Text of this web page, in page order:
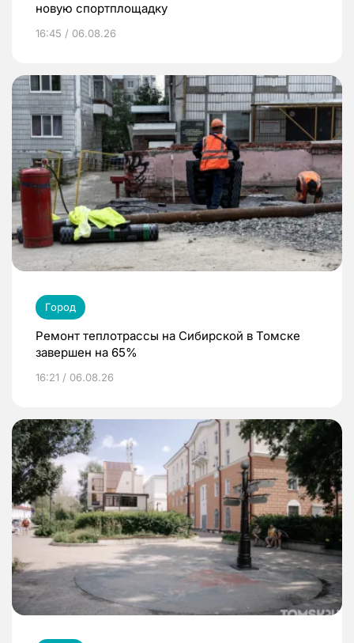
новую спортплощадку
16:45 / 06.08.26
Город
Ремонт теплотрассы на Сибирской в Томске
завершен на 65%
16:21 / 06.08.26